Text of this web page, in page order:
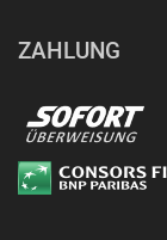
ZAHLUNG